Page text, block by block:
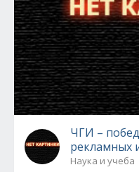
ЧГИ –
рекламных
Наука и учеба